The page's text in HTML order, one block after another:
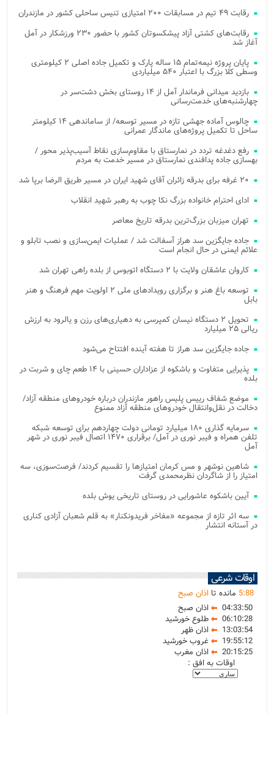
رقابت ۴۹ تیم در مسابقات ۲۰۰ امتیازی تنیس ساحلی کشور در مازندران
رقابت‌های کشتی آزاد پیشکسوتان کشور با حضور ۲۳۰ ورزشکار در آمل
آغاز شد
پایان پروژه نیمه‌تمام ۱۵ ساله پارک و تکمیل جاده اصلی ۲ کیلومتری
وسطی کلا بزرگ با اعتبار ۵۴۰ میلیاردی
بازدید میدانی فرماندار آمل از ۱۴ روستای بخش دشت‌سر در
چهارشنبه‌های خدمت‌رسانی
چالوس آماده جهشی تازه در مسیر توسعه/ از ساماندهی ۱۴ کیلومتر
ساحل تا تکمیل پروژه‌های ماندگار عمرانی
رفع دغدغه تردد در نمارستاق با مقاوم‌سازی نقاط آسیب‌پذیر محور /
بهسازی جاده پدافندی نمارستاق در مسیر خدمت به مردم
۲۰ غرفه برای بدرقه زائران آقای شهید ایران در مسیر طریق الرضا برپا شد
ادای احترام خانواده بزرگ نکا چوب به رهبر شهید انقلاب
تهران میزبان بزرگ‌ترین بدرقه تاریخ معاصر
جاده جایگزین سد هراز آسفالت شد / عملیات ایمن‌سازی و نصب تابلو و
علائم ایمنی در حال انجام است
کاروان عاشقان ولایت با ۲ دستگاه اتوبوس از بلده راهی تهران شد
توسعه باغ هنر و برگزاری رویدادهای ملی ۲ اولویت مهم فرهنگ و هنر
بابل
تحویل ۲ دستگاه نیسان کمپرسی به دهیاری‌های رزن و یالرود به ارزش
ریالی ۲۵ میلیارد
جاده جایگزین سد هراز تا هفته آینده افتتاح می‌شود
پذیرایی متفاوت و باشکوه از عزاداران حسینی با ۱۴ طعم چای و شربت در
بلده
موضع شفاف رییس پلیس راهور مازندران درباره خودروهای منطقه آزاد/
دخالت در نقل‌وانتقال خودروهای منطقه آزاد ممنوع
سرمایه گذاری ۱۸۰ میلیارد تومانی دولت چهاردهم برای توسعه شبکه
تلفن همراه و فیبر نوری در آمل/ برقراری ۱۴۷۰ اتصال فیبر نوری در شهر
آمل
شاهین نوشهر و مس کرمان امتیازها را تقسیم کردند/ فرصت‌سوزی، سه
امتیاز را از شاگردان نظرمحمدی گرفت
آیین باشکوه عاشورایی در روستای تاریخی یوش بلده
سه اثر تازه از مجموعه «مفاخر فریدونکنار» به قلم شعبان آزادی کناری
در آستانه انتشار
اوقات شرعی
5:88 مانده تا اذان صبح
04:33:50
اذان صبح
06:10:28
طلوع خورشید
13:03:54
اذان ظهر
19:55:12
غروب خورشید
20:15:25
اذان مغرب
اوقات به افق :